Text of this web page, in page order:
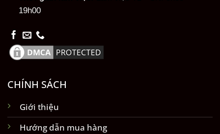
19h00
CHÍNH SÁCH
Giới thiệu
Hướng dẫn mua hàng